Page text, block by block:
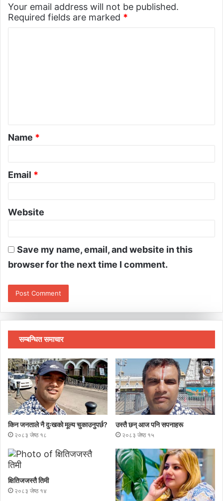
Your email address will not be published.
Required fields are marked *
Name *
Email *
Website
Save my name, email, and website in this
browser for the next time I comment.
सम्बन्धित समाचार
किन जनताले नै दुःखको मूल्य चुकाउनुपर्छ?
२०८३ जेष्ठ १८
उस्तै छन् आज पनि सपनाहरू
२०८३ जेष्ठ १५
क्षितिजजस्तै तिमी
२०८३ जेष्ठ १४